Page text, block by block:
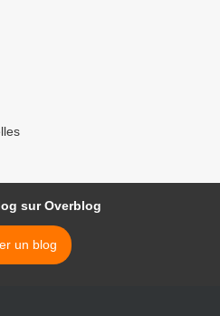
sur Overblog
un blog